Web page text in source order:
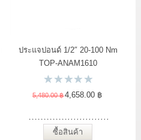
ประแจปอนด์ 1/2″ 20-100 Nm
TOP-ANAM1610
5,480.00 ฿4,658.00 ฿
ซื้อสินค้า